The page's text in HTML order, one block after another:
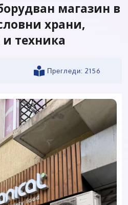
магазин в
храни,
и техника
Прегледи: 2156